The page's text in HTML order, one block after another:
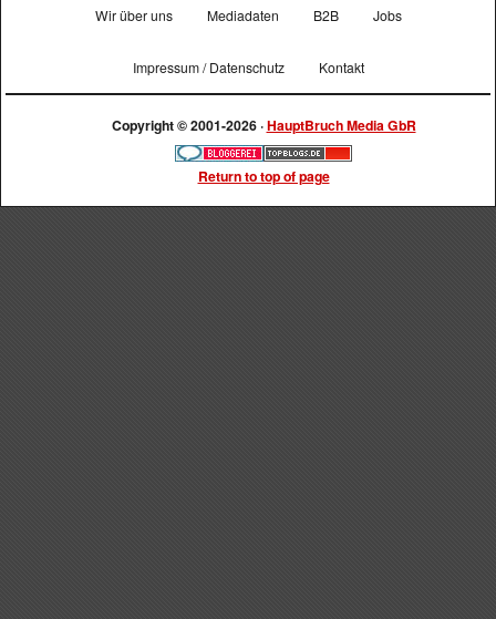
Wir über uns Mediadaten B2B Jobs
Impressum / Datenschutz Kontakt
Copyright © 2001-2026 ·HauptBruch Media GbR
Return to top of page